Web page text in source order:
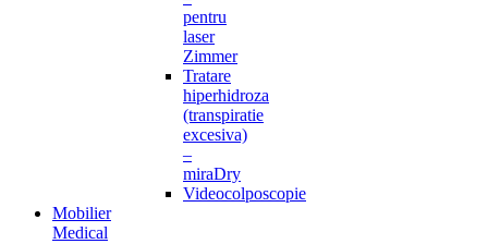
pentru
laser
Zimmer
Tratare
hiperhidroza
(transpiratie
excesiva)
–
miraDry
Videocolposcopie
Mobilier
Medical